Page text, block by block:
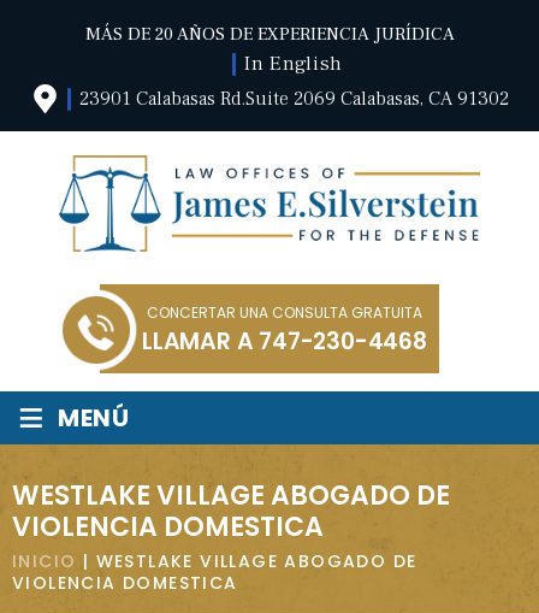
MÁS DE 20 AÑOS DE EXPERIENCIA JURÍDICA
In English
23901 Calabasas Rd.Suite 2069 Calabasas, CA 91302
CONCERTAR UNA CONSULTA GRATUITA
LLAMAR A 747-230-4468
≡ MENÚ
WESTLAKE VILLAGE ABOGADO DE
VIOLENCIA DOMESTICA
INICIO | WESTLAKE VILLAGE ABOGADO DE
VIOLENCIA DOMESTICA